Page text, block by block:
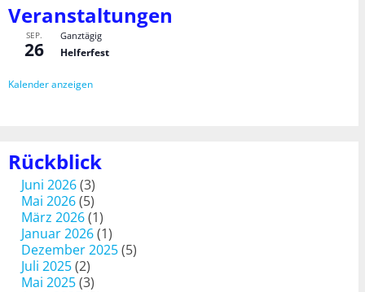
Veranstaltungen
SEP.
26
Ganztägig
Helferfest
Kalender anzeigen
Rückblick
Juni 2026(3)
Mai 2026(5)
März 2026(1)
Januar 2026(1)
Dezember 2025(5)
Juli 2025(2)
Mai 2025(3)